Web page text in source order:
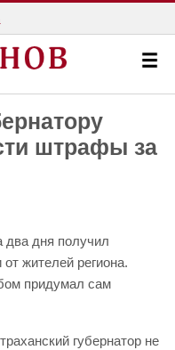
штрафы за
дня получил
жителей региона.
придумал сам
губернатор не